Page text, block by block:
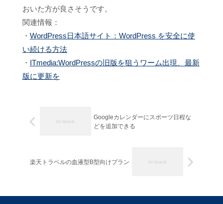
おいた方が良さそうです。
関連情報：
・ WordPress日本語サイト：WordPress を安全に使
い続ける方法
・ ITmedia:WordPressの旧版を狙うワーム出現、最新
版に更新を
Googleカレンダーにスポーツ日程な
どを追加できる
楽天トラベルの血液型B型向けプラン